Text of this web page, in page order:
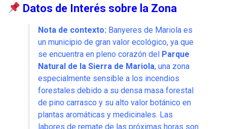
Datos de Interés sobre la Zona
Nota de contexto: Banyeres de Mariola es
un municipio de gran valor ecológico, ya que
se encuentra en pleno corazón del Parque
Natural de la Sierra de Mariola, una zona
especialmente sensible a los incendios
forestales debido a su densa masa forestal
de pino carrasco y su alto valor botánico en
plantas aromáticas y medicinales. Las
labores de remate de las próximas horas son